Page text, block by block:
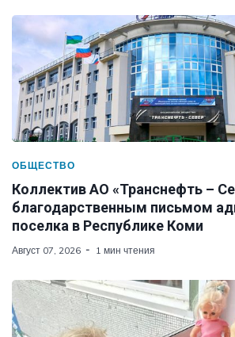
ОБЩЕСТВО
Коллектив АО «Транснефть –
благодарственным письмом
поселка в Республике Коми
Август 07, 2026 1 мин чтения